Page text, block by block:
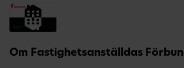
Om Fastighetsanställdas